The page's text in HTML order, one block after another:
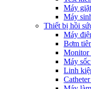
Máy
Máy
Thiết bị hồi
Máy
Bơm
Monitor
Máy
Linh